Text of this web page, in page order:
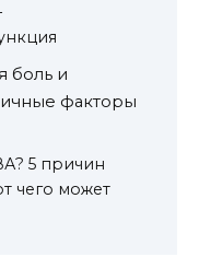
боль и
факторы
5 причин
чего может